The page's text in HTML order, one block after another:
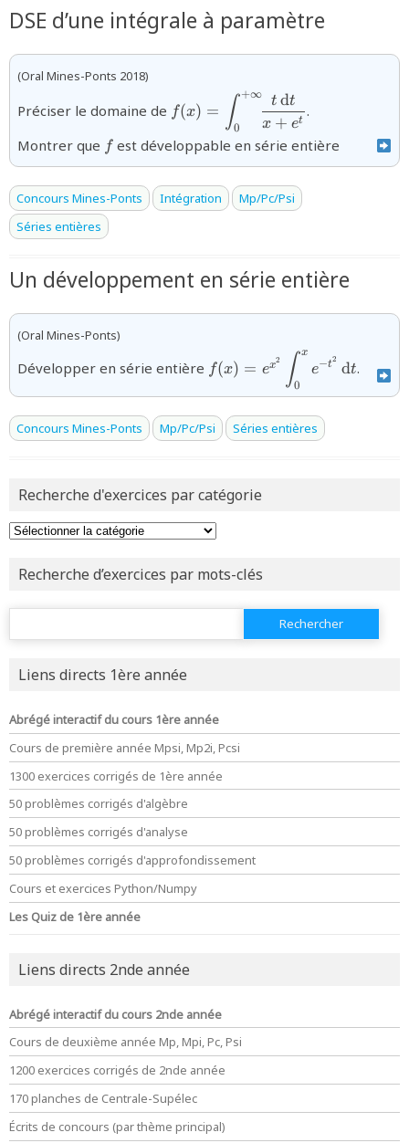
DSE d’une intégrale à paramètre
(Oral Mines-Ponts 2018)
Préciser le domaine de {x+e^{t}}}
f(x) = ∫0
+∞
x + et
t dt
.
Montrer que {f}
f est développable en série entière
Concours Mines-Ponts Intégration
Mp/Pc/Psi
Séries entières
Un développement en série entière
(Oral Mines-Ponts)
Développer en série entière
t^2}\,\text{d}t}
f(x) = ex2 ∫0
x
e−t2 dt.
Concours Mines-Ponts Mp/Pc/Psi Séries entières
Recherche d'exercices par catégorie
Recherche d’exercices par mots-clés
Rechercher :
Liens directs 1ère année
Abrégé interactif du cours 1ère année
Cours de première année Mpsi, Mp2i, Pcsi
1300 exercices corrigés de 1ère année
50 problèmes corrigés d'algèbre
50 problèmes corrigés d'analyse
50 problèmes corrigés d'approfondissement
Cours et exercices Python/Numpy
Les Quiz de 1ère année
Liens directs 2nde année
Abrégé interactif du cours 2nde année
Cours de deuxième année Mp, Mpi, Pc, Psi
1200 exercices corrigés de 2nde année
170 planches de Centrale-Supélec
Écrits de concours (par thème principal)